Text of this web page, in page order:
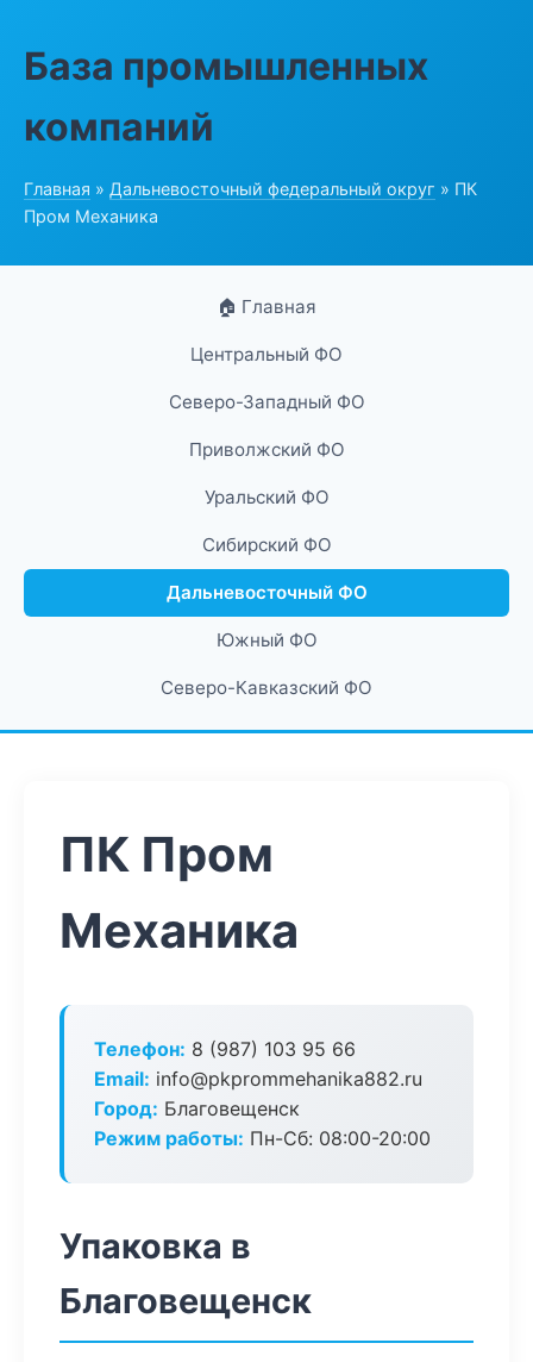
База промышленных
компаний
Главная » Дальневосточный федеральный округ » ПК
Пром Механика
🏠 Главная
Центральный ФО
Северо-Западный ФО
Приволжский ФО
Уральский ФО
Сибирский ФО
Дальневосточный ФО
Южный ФО
Северо-Кавказский ФО
ПК Пром
Механика
Телефон: 8 (987) 103 95 66
Email: info@pkprommehanika882.ru
Город: Благовещенск
Режим работы: Пн-Сб: 08:00-20:00
Упаковка в
Благовещенск